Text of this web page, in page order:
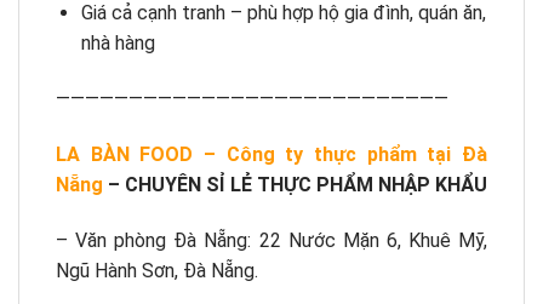
Giá cả cạnh tranh – phù hợp hộ gia đình, quán ăn,
nhà hàng
———————————————————————————
LA BÀN FOOD – Công ty thực phẩm tại Đà
Nẵng – CHUYÊN SỈ LẺ THỰC PHẨM NHẬP KHẨU
– Văn phòng Đà Nẵng: 22 Nước Mặn 6, Khuê Mỹ,
Ngũ Hành Sơn, Đà Nẵng.